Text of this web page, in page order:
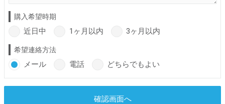
購入希望時期
近日中 1ヶ月以内 3ヶ月以内
希望連絡方法
メール 電話 どちらでもよい
確認画面へ